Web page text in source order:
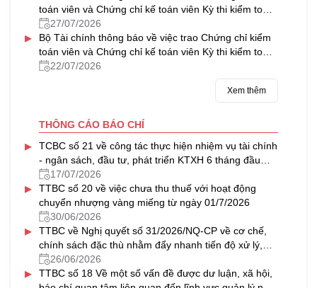
toán viên và Chứng chỉ kế toán viên Kỳ thi kiểm toán
viên, kế toán viên năm 2025
27/07/2026
▸
Bộ Tài chính thông báo về việc trao Chứng chỉ kiểm
toán viên và Chứng chỉ kế toán viên Kỳ thi kiểm toán
viên, kế toán viên năm 2025
22/07/2026
Xem thêm
THÔNG CÁO BÁO CHÍ
▸
TCBC số 21 về công tác thực hiện nhiệm vụ tài chính
- ngân sách, đầu tư, phát triển KTXH 6 tháng đầu
năm, triển khai nhiệm vụ 6 tháng cuối năm 2026
17/07/2026
▸
TTBC số 20 về việc chưa thu thuế với hoạt động
chuyển nhượng vàng miếng từ ngày 01/7/2026
30/06/2026
▸
TTBC về Nghị quyết số 31/2026/NQ-CP về cơ chế,
chính sách đặc thù nhằm đẩy nhanh tiến độ xử lý,
khai thác nhà, đất dôi dư sau sắp xếp tổ chức bộ
máy và đơn vị hành chính
26/06/2026
▸
TTBC số 18 Về một số vấn đề được dư luận, xã hội,